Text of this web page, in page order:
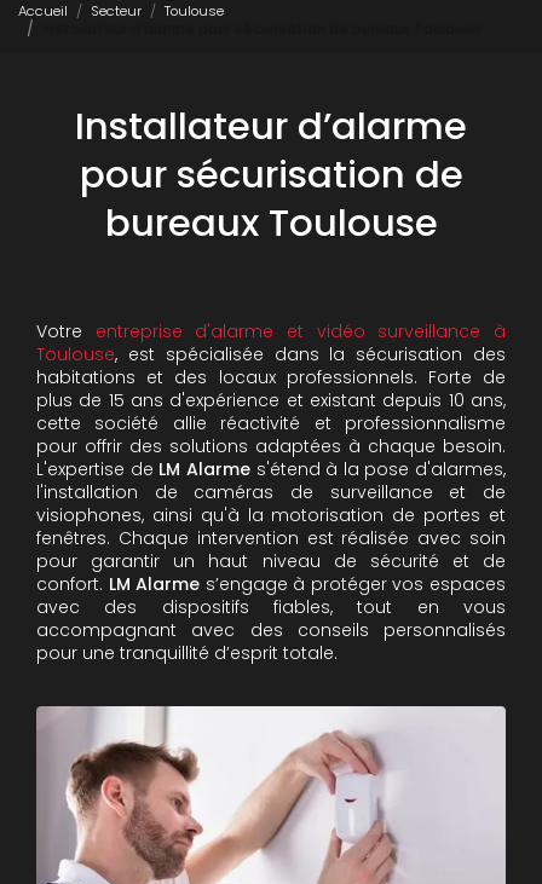
Accueil Secteur
Toulouse
Installateur d’alarme
pour sécurisation de
bureaux Toulouse
Votre entreprise d'alarme et vidéo surveillance à
Toulouse, est spécialisée dans la sécurisation des
habitations et des locaux professionnels. Forte de
plus de 15 ans d'expérience et existant depuis 10 ans,
cette société allie réactivité et professionnalisme
pour offrir des solutions adaptées à chaque besoin.
L'expertise de LM Alarmes'étend à la pose d'alarmes,
l'installation de caméras de surveillance et de
visiophones, ainsi qu'à la motorisation de portes et
fenêtres. Chaque intervention est réalisée avec soin
pour garantir un haut niveau de sécurité et de
confort. LM Alarme s’engage à protéger vos espaces
avec des dispositifs fiables, tout en vous
accompagnant avec des conseils personnalisés
pour une tranquillité d’esprit totale.